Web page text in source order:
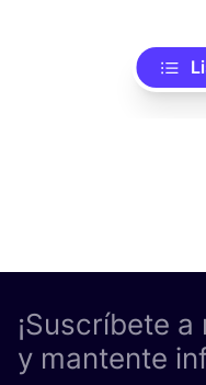
¡Suscríbete
y mantente